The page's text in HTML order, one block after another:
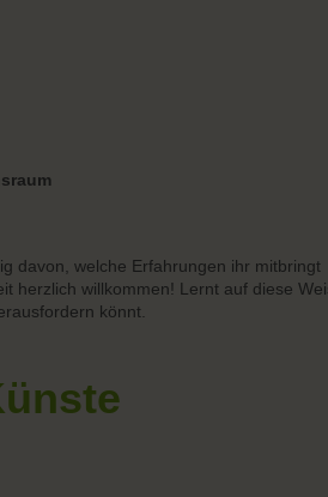
davon, welche Erfahrungen ihr mitbringt
herzlich willkommen! Lernt auf diese
könnt.